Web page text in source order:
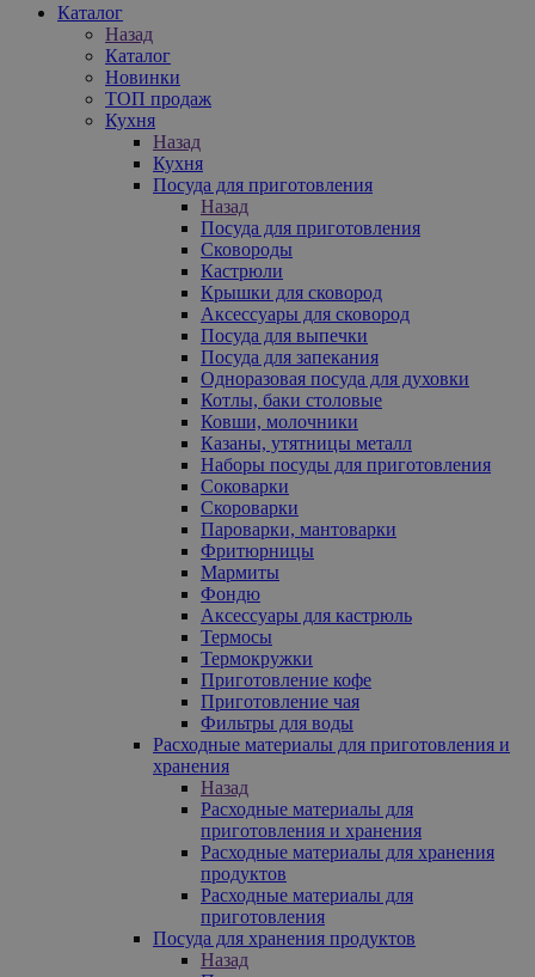
Каталог
Назад
Каталог
Новинки
ТОП продаж
Кухня
Назад
Кухня
Посуда для приготовления
Назад
Посуда для приготовления
Сковороды
Кастрюли
Крышки для сковород
Аксессуары для сковород
Посуда для выпечки
Посуда для запекания
Одноразовая посуда для духовки
Котлы, баки столовые
Ковши, молочники
Казаны, утятницы металл
Наборы посуды для приготовления
Соковарки
Скороварки
Пароварки, мантоварки
Фритюрницы
Мармиты
Фондю
Аксессуары для кастрюль
Термосы
Термокружки
Приготовление кофе
Приготовление чая
Фильтры для воды
Расходные материалы для приготовления и
хранения
Назад
Расходные материалы для
приготовления и хранения
Расходные материалы для хранения
продуктов
Расходные материалы для
приготовления
Посуда для хранения продуктов
Назад